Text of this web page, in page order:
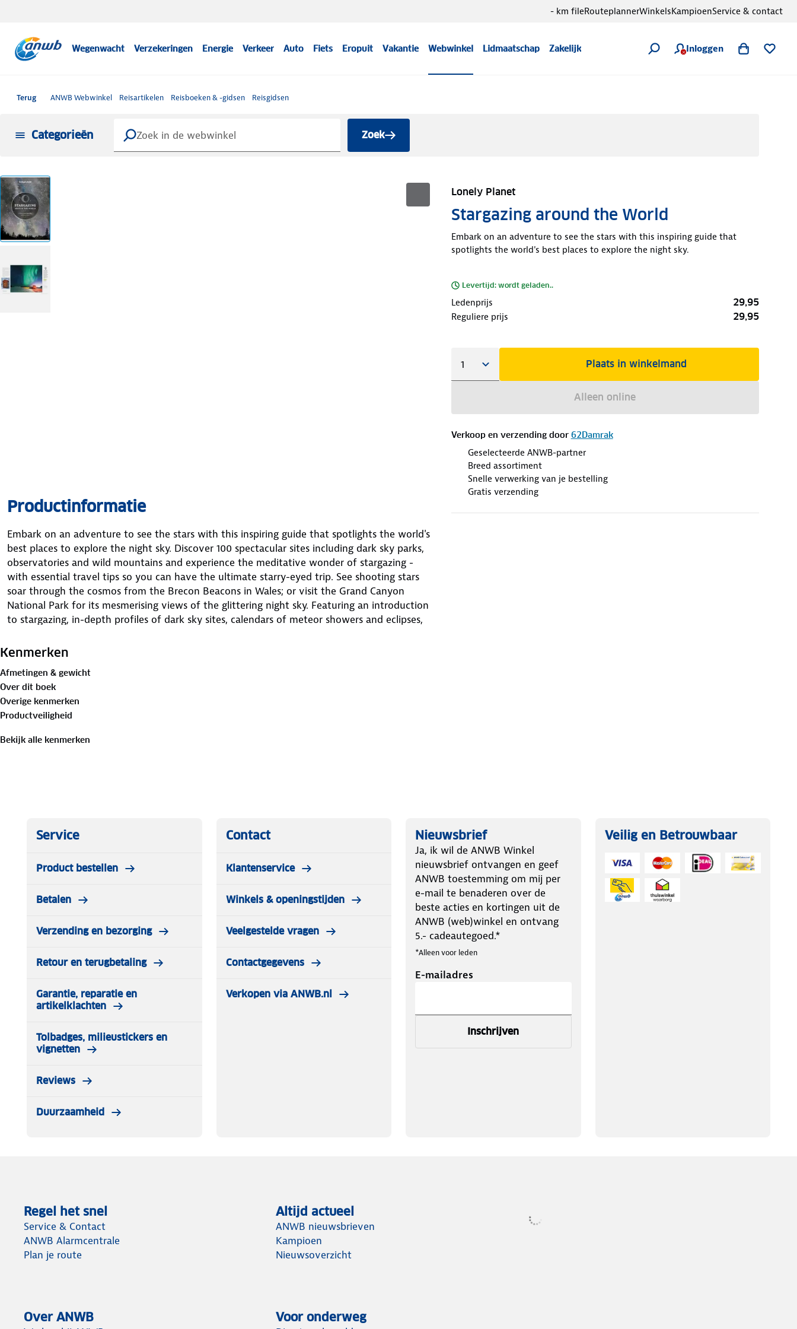
Wegenwacht Verzekeringen Energie Verkeer Auto Fiets Eropuit Vakantie Webwinkel Lidmaatschap Zakelijk Inloggen
- km fileRouteplannerWinkelsKampioenService & contact
Terug ANWB Webwinkel Reisartikelen Reisboeken & -gidsen Reisgidsen
Categorieën Zoek
Lonely Planet
Stargazing around the World
Embark on an adventure to see the stars with this inspiring guide that
spotlights the world's best places to explore the night sky.
Levertijd: wordt geladen..
Ledenprijs 29,95
Reguliere prijs 29,95
Plaats in winkelmand
Alleen online
Verkoop en verzending door 62Damrak
Geselecteerde ANWB-partner
Breed assortiment
Snelle verwerking van je bestelling
Gratis verzending
Productinformatie
Embark on an adventure to see the stars with this inspiring guide that spotlights the world's
best places to explore the night sky. Discover 100 spectacular sites including dark sky parks,
observatories and wild mountains and experience the meditative wonder of stargazing -
with essential travel tips so you can have the ultimate starry-eyed trip. See shooting stars
soar through the cosmos from the Brecon Beacons in Wales; or visit the Grand Canyon
National Park for its mesmerising views of the glittering night sky. Featuring an introduction
to stargazing, in-depth profiles of dark sky sites, calendars of meteor showers and eclipses,
book is perfect for those interested in astronomy, astrology, and the amazing world around
Kenmerken
Afmetingen & gewicht
Over dit boek
Overige kenmerken
Productveiligheid
Bekijk alle kenmerken
Service
Product bestellen
Betalen
Verzending en bezorging
Retour en terugbetaling
Garantie, reparatie en
artikelklachten
Tolbadges, milieustickers en
vignetten
Reviews
Duurzaamheid
Contact
Klantenservice
Winkels & openingstijden
Veelgestelde vragen
Contactgegevens
Verkopen via ANWB.nl
Nieuwsbrief
Ja, ik wil de ANWB Winkel
nieuwsbrief ontvangen en geef
ANWB toestemming om mij per
e-mail te benaderen over de
beste acties en kortingen uit de
ANWB (web)winkel en ontvang
5.- cadeautegoed.*
*Alleen voor leden
E-mailadres
Inschrijven
Veilig en Betrouwbaar
Regel het snel
Service & Contact
ANWB Alarmcentrale
Plan je route
Altijd actueel
ANWB nieuwsbrieven
Kampioen
Nieuwsoverzicht
Over ANWB Voor onderweg